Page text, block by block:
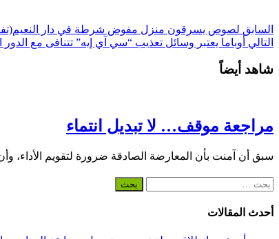
السابق لصوص يسرقون منزل مفوض شرطة في دار
التالي أوباما يعتبر وسائل تعذيب “سي آي إيه” تتنافى مع الدور
شاهد أيضاً
مراجعة موقف… لا تبديل انتماء
سبق أن آمنت بأن المعارضة الصادقة ضرورة لتقويم الأداء،
البحث
أحدث المقالات